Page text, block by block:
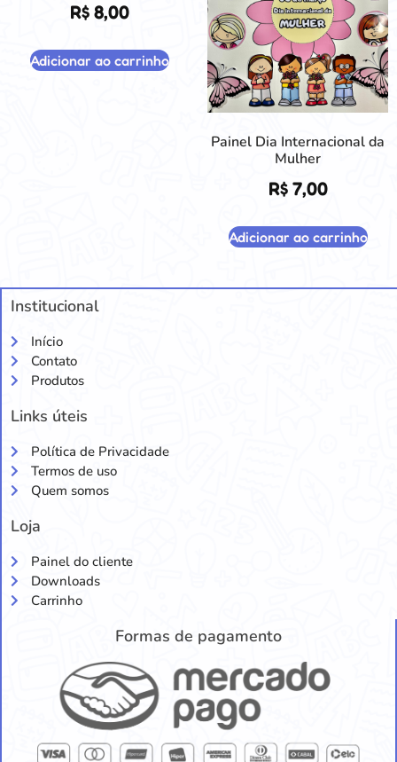
R$8,00
Adicionar ao carrinho
Painel Dia Internacional da
Mulher
R$7,00
Adicionar ao carrinho
Institucional
Início
Contato
Produtos
Links úteis
Política de Privacidade
Termos de uso
Quem somos
Loja
Painel do cliente
Downloads
Carrinho
Formas de pagamento